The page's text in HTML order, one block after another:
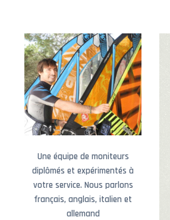
Une équipe de moniteurs
diplômés et expérimentés à
votre service. Nous parlons
français, anglais, italien et
allemand